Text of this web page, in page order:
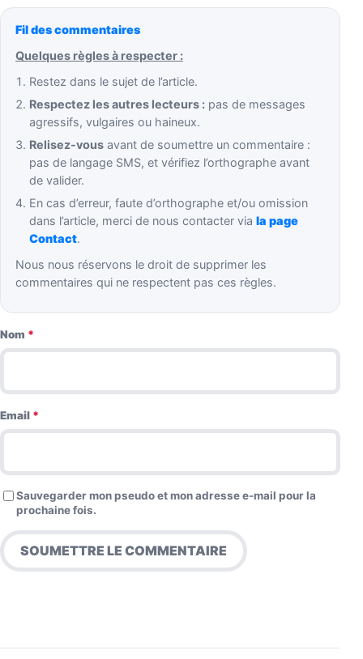
Fil des commentaires
Quelques règles à respecter :
Restez dans le sujet de l’article.
Respectez les autres lecteurs : pas de messages
agressifs, vulgaires ou haineux.
Relisez-vous avant de soumettre un commentaire :
pas de langage SMS, et vérifiez l’orthographe avant
de valider.
En cas d’erreur, faute d’orthographe et/ou omission
dans l’article, merci de nous contacter viala page
Contact.
Nous nous réservons le droit de supprimer les
commentaires qui ne respectent pas ces règles.
Nom *
Email *
Sauvegarder mon pseudo et mon adresse e-mail pour la
prochaine fois.